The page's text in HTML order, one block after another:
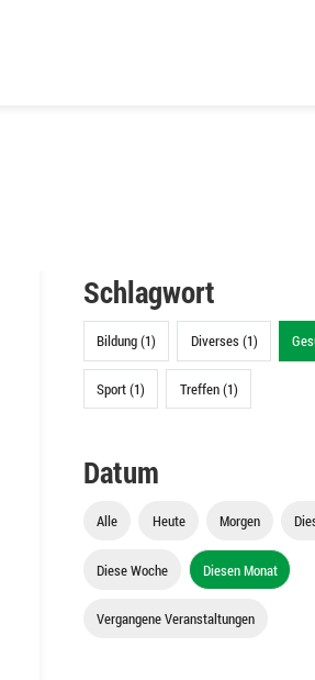
Schlagwort
Bildung (1) Diverses (1)
Sport (1) Treffen (1)
Datum
Alle Heute Morgen
Diese Woche Diesen Monat
Vergangene Veranstaltungen